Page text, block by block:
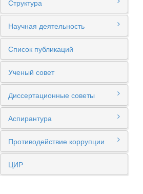
Структура
Научная деятельность
Список публикаций
Ученый совет
Диссертационные советы
Аспирантура
Противодействие коррупции
ЦИР